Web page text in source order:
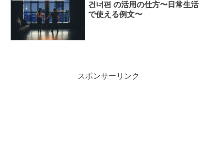
건너편 の活用の仕方〜日常生活
で使える例文〜
スポンサーリンク